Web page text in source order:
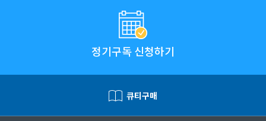
정기구독 신청하기
큐티구매